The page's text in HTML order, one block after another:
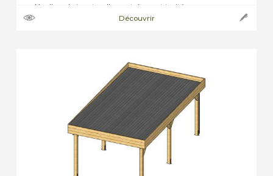
Nord), un bois naturellement dense et traité en
autoclave classe 4 vert pour une protection
Découvrir